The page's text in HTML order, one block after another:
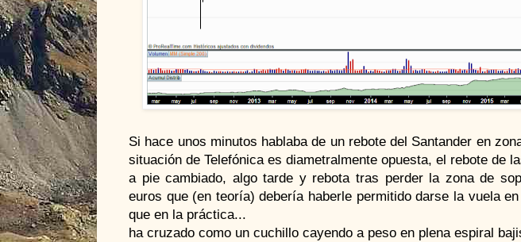
Si hace unos minutos hablaba de un rebote del Santander en
situación de Telefónica es diametralmente opuesta, el rebote de
a pie cambiado, algo tarde y rebota tras perder la zona de
euros que (en teoría) debería haberle permitido darse la vuela
que en la práctica...
ha cruzado como un cuchillo cayendo a peso en plena espiral